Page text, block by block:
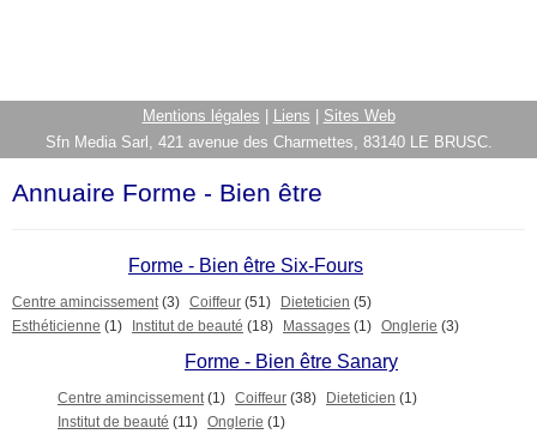
Mentions légales Liens
Sites Web
Sfn Media Sarl, 421 avenue des Charmettes, 83140 LE BRUSC.
Annuaire Forme - Bien être
Forme - Bien être Six-Fours
Centre amincissement (3) Coiffeur (51) Dieteticien (5)
Esthéticienne (1) Institut de beauté (18) Massages (1) Onglerie (3)
Forme - Bien être Sanary
Centre amincissement (1) Coiffeur (38) Dieteticien (1)
Institut de beauté (11) Onglerie (1)